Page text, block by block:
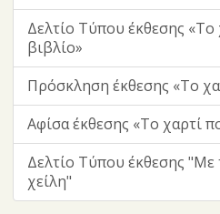
Δελτίο Τύπου έκθεσης «Το
βιβλίο»
Πρόσκληση έκθεσης «Το
Αφίσα έκθεσης «Το χαρτί
Δελτίο Τύπου έκθεσης "Με
χείλη"